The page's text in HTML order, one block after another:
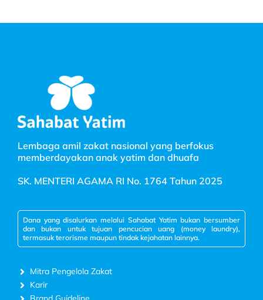
Lembaga amil zakat nasional yang berfokus
memberdayakan anak yatim dan dhuafa
SK. MENTERI AGAMA RI No. 1764 Tahun 2025
Dana yang disalurkan melalui Sahabat Yatim bukan bersumber
dan bukan untuk tujuan pencucian uang (money laundry),
termasuk terorisme maupun tindak kejahatan lainnya.
Mitra Pengelola Zakat
Karir